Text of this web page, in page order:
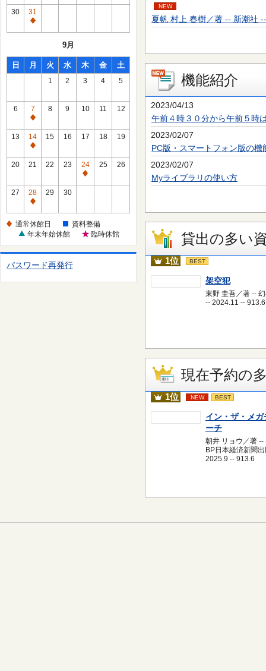
館
日
常
休
館
30
31
通
館
日
9月
日 月 火 水 木 金 土
1 2 3 4 5
6
7
通
常
休
館
8 9 10 11 12
13
14
通
常
館
日
15 16 17 18 19
20 21 22 23
24
通
館
日
25 26
27
28
通
休
日
29 30
通常休館日
資料整備
年末年始休館
臨時休館
パスワード再発行
NEW
夏帆 村上 春樹／著 -- 新潮社
機能紹介
2023/04/13
午前４時３０分から午前５時
2023/02/07
PC版・スマートフォン版の機
2023/02/07
Myライブラリの使い方
貸出の多い
1位 BEST
架空犯
東野 圭吾／著 --
-- 2024.11 -- 913.6
現在予約の
1位 NEW BEST
イン・ザ・メガ
ーチ
朝井 リョウ／著 --
BP日本経済新聞
2025.9 -- 913.6